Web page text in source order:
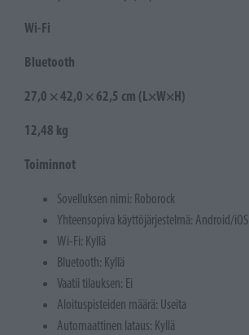
Wi-Fi
Bluetooth
27,0 × 42,0 × 62,5 cm (L×W×H)
12,48 kg
Toiminnot
Sovelluksen nimi: Roborock
Yhteensopiva käyttöjärjestelmä: Android/iOS
Wi-Fi: Kyllä
Bluetooth: Kyllä
Vaatii tilauksen: Ei
Aloituspisteiden määrä: Useita
Automaattinen lataus: Kyllä